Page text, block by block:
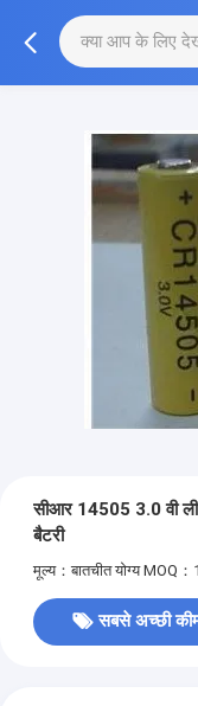
सीआर 14505 3.0 वी
बैटरी
मूल्य：बातचीत योग्य MOQ
सबसे अच्छी